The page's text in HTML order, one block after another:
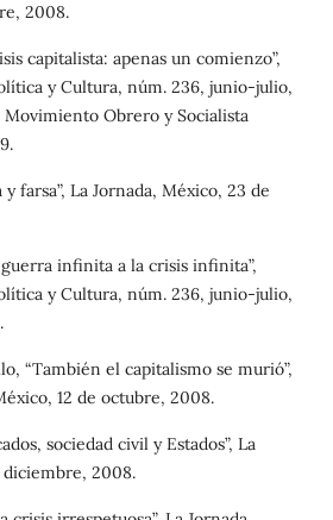
2008.
capitalista: apenas un comienzo”,
y Cultura, núm. 236, junio-julio,
Obrero y Socialista
farsa”, La Jornada, México, 23 de
infinita a la crisis infinita”,
y Cultura, núm. 236, junio-julio,
“También el capitalismo se murió”,
12 de octubre, 2008.
sociedad civil y Estados”, La
diciembre, 2008.